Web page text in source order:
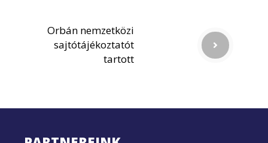
Orbán nemzetközi
sajtótájékoztatót
tartott